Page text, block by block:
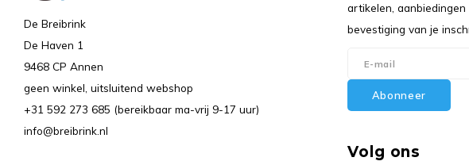
De Breibrink
De Haven 1
9468 CP Annen
geen winkel, uitsluitend webshop
+31 592 273 685 (bereikbaar ma-vrij 9-17 uur)
info@breibrink.nl
artikelen,
bevestiging van je
Abonneer
Volg ons